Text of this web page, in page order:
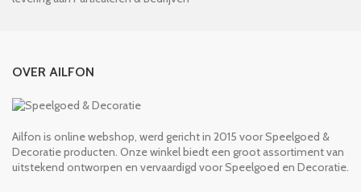
OVER AILFON
Ailfon is online webshop, werd gericht in 2015 voor Speelgoed &
Decoratie producten. Onze winkel biedt een groot assortiment van
uitstekend ontworpen en vervaardigd voor Speelgoed en Decoratie.